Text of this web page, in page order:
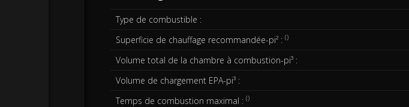
Type de combustible :
Superficie de chauffage recommandée-pi² : ()
Volume total de la chambre à combustion-pi³ :
Volume de chargement EPA-pi³ :
Temps de combustion maximal : ()